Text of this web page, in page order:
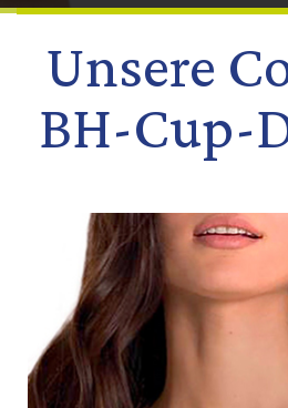
Unsere
BH-Cup-